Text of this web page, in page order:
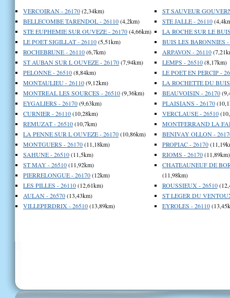
VERCOIRAN - 26170(2,34km)
BELLECOMBE TARENDOL - 26110(4,2km)
STE EUPHEMIE SUR OUVEZE - 26170(4,66km)
LE POET SIGILLAT - 26110(5,51km)
ROCHEBRUNE - 26110(6,7km)
ST AUBAN SUR L OUVEZE - 26170(7,94km)
PELONNE - 26510(8,84km)
MONTAULIEU - 26110(9,12km)
MONTREAL LES SOURCES - 26510(9,36km)
EYGALIERS - 26170(9,63km)
CURNIER - 26110(10,28km)
REMUZAT - 26510(10,7km)
LA PENNE SUR L OUVEZE - 26170(10,86km)
MONTGUERS - 26170(11,18km)
SAHUNE - 26510(11,5km)
ST MAY - 26510(11,92km)
PIERRELONGUE - 26170(12km)
LES PILLES - 26110(12,61km)
AULAN - 26570(13,43km)
VILLEPERDRIX - 26510(13,89km)
ST SAUVEUR
STE JALLE - 26110
LA ROCHE SUR LE
BUIS LES BARONNIES -
ARPAVON - 26110
LEMPS - 26510(8,17km)
LE POET EN PERCIP -
LA ROCHETTE DU
BEAUVOISIN - 26170
PLAISIANS - 26170
VERCLAUSE - 26510
MONTFERRAND LA
BENIVAY OLLON -
PROPIAC - 26170
RIOMS - 26170(11,89km)
CHATEAUNEUF DE
(11,98km)
ROUSSIEUX - 26510
ST LEGER DU
EYROLES - 26110